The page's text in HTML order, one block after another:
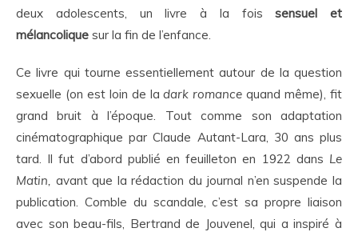
deux adolescents, un livre à la foissensuel et
mélancolique sur la fin de l’enfance.
Ce livre qui tourne essentiellement autour de la question
sexuelle (on est loin de ladark romance quand même), fit
grand bruit à l’époque. Tout comme son adaptation
cinématographique par Claude Autant-Lara, 30 ans plus
tard. Il fut d’abord publié en feuilleton en 1922 dans Le
Matin, avant que la rédaction du journal n’en suspende la
publication. Comble du scandale, c’est sa propre liaison
avec son beau-fils, Bertrand de Jouvenel, qui a inspiré à